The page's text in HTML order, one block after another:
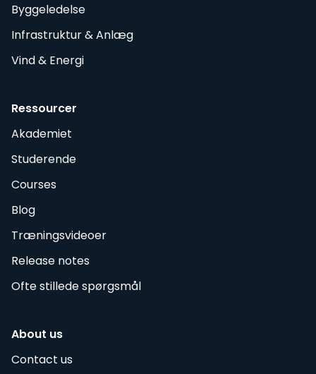
Byggeledelse
Infrastruktur & Anlæg
Vind & Energi
Ressourcer
Akademiet
Studerende
Courses
Blog
Træningsvideoer
Release notes
Ofte stillede spørgsmål
About us
Contact us